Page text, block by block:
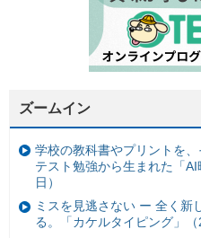
ズームイン
学校の教科書やプリントを
テスト勉強から生まれた「
日）
ミスを見逃さない ー 全く新
る。「カケルタイピング」（